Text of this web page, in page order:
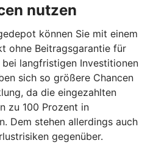
nutzen
können Sie mit einem
ohne Beitragsgarantie für
langfristigen Investitionen
sich so größere Chancen
da die eingezahlten
zu 100 Prozent in
Dem stehen allerdings auch
gegenüber.